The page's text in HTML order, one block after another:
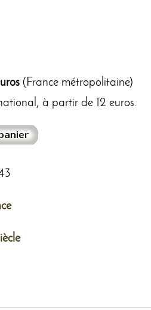
(France métropolitaine)
à partir de 12 euros.